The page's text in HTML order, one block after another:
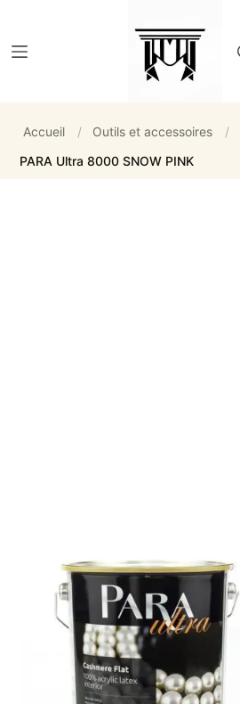
Accueil / Outils et accessoires /
PARA Ultra 8000 SNOW PINK